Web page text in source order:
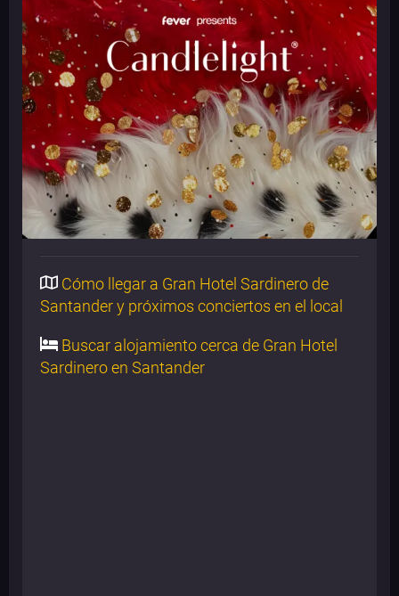
Cómo llegar a Gran Hotel Sardinero de
Santander y próximos conciertos en el local
Buscar alojamiento cerca de Gran Hotel
Sardinero en Santander